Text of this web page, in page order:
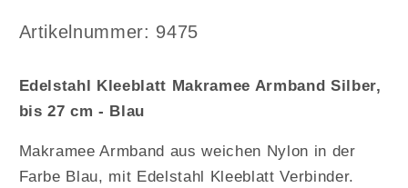
Makramee
bis
27
-
Blau
Makramee
bis
27
-
Blau
Arktikelnummer:
Artikelnummer: 9475
Edelstahl Kleeblatt Makramee Armband Silber,
bis 27 cm - Blau
Makramee Armband aus weichen Nylon in der
Farbe Blau, mit Edelstahl Kleeblatt Verbinder.